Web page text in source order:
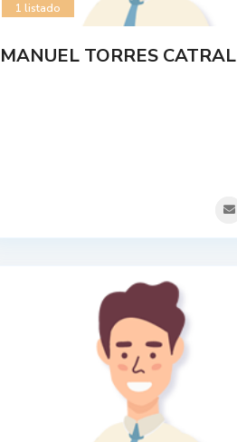
1 listado
MANUEL TORRES CATRAL